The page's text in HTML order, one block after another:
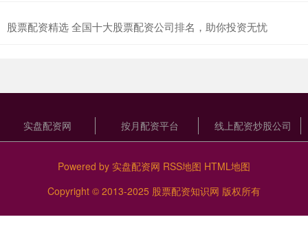
股票配资精选 全国十大股票配资公司排名，助你投资无忧
实盘配资网 按月配资平台 线上配资炒股公司
Powered by 实盘配资网 RSS地图 HTML地图
Copyright © 2013-2025 股票配资知识网 版权所有